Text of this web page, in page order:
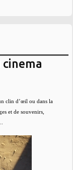
clin d’œil ou dans la
et de souvenirs,